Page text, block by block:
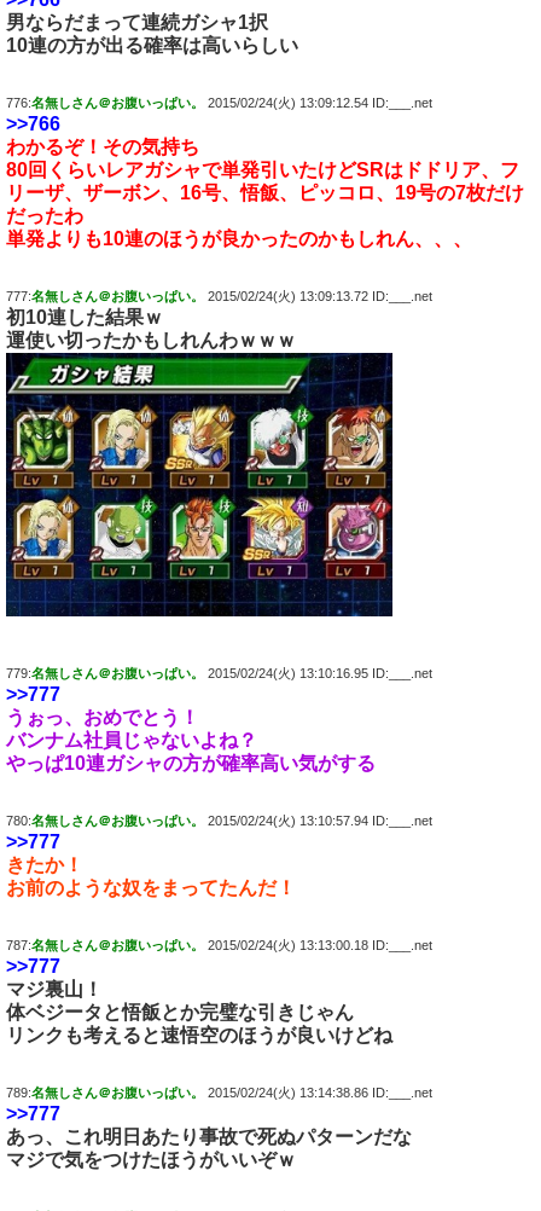
男ならだまって連続ガシャ1択
10連の方が出る確率は高いらしい
776:名無しさん＠お腹いっぱい。 2015/02/24(火) 13:09:12.54 ID:___.net
>>766
わかるぞ！その気持ち
80回くらいレアガシャで単発引いたけどSRはドドリア、フ
リーザ、ザーボン、16号、悟飯、ピッコロ、19号の7枚だけ
だったわ
単発よりも10連のほうが良かったのかもしれん、、、
777:名無しさん＠お腹いっぱい。 2015/02/24(火) 13:09:13.72 ID:___.net
初10連した結果ｗ
運使い切ったかもしれんわｗｗｗ
779:名無しさん＠お腹いっぱい。 2015/02/24(火) 13:10:16.95 ID:___.net
>>777
うぉっ、おめでとう！
バンナム社員じゃないよね？
やっぱ10連ガシャの方が確率高い気がする
780:名無しさん＠お腹いっぱい。 2015/02/24(火) 13:10:57.94 ID:___.net
>>777
きたか！
お前のような奴をまってたんだ！
787:名無しさん＠お腹いっぱい。 2015/02/24(火) 13:13:00.18 ID:___.net
>>777
マジ裏山！
体ベジータと悟飯とか完璧な引きじゃん
リンクも考えると速悟空のほうが良いけどね
789:名無しさん＠お腹いっぱい。 2015/02/24(火) 13:14:38.86 ID:___.net
>>777
あっ、これ明日あたり事故で死ぬパターンだな
マジで気をつけたほうがいいぞｗ